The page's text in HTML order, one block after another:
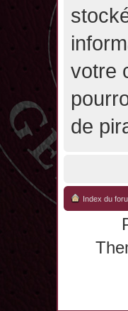
votre
de
Index du